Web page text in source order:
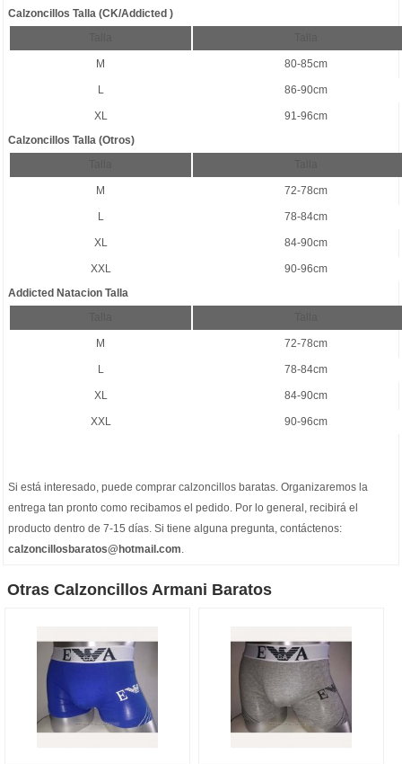
Calzoncillos Talla (CK/Addicted )
M 80-85cm
L 86-90cm
XL
91-96cm
Calzoncillos Talla (Otros)
M 72-78cm
L 78-84cm
XL 84-90cm
XXL
90-96cm
Addicted Natacion Talla
M 72-78cm
L 78-84cm
XL 84-90cm
XXL 90-96cm
Si está interesado, puede comprar calzoncillos baratas . Organizaremos la
entrega tan pronto como recibamos el pedido. Por lo general, recibirá el
producto dentro de 7-15 días. Si tiene alguna pregunta, contáctenos:
calzoncillosbaratos@hotmail.com
Otras Calzoncillos Armani Baratos